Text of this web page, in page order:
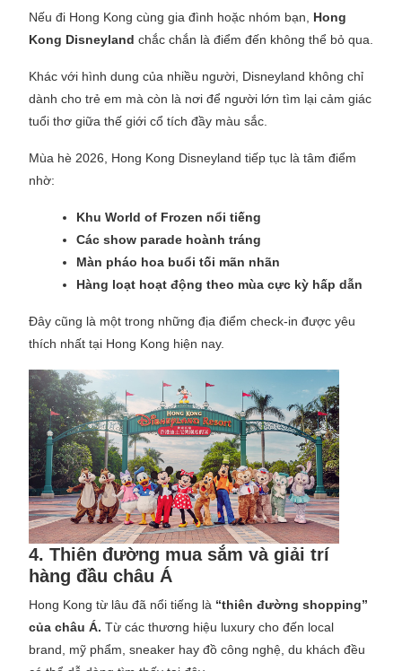
Nếu đi Hong Kong cùng gia đình hoặc nhóm bạn, Hong
Kong Disneyland chắc chắn là điểm đến không thể bỏ qua.
Khác với hình dung của nhiều người, Disneyland không chỉ
dành cho trẻ em mà còn là nơi để người lớn tìm lại cảm giác
tuổi thơ giữa thế giới cổ tích đầy màu sắc.
Mùa hè 2026, Hong Kong Disneyland tiếp tục là tâm điểm
nhờ:
Khu World of Frozen nổi tiếng
Các show parade hoành tráng
Màn pháo hoa buổi tối mãn nhãn
Hàng loạt hoạt động theo mùa cực kỳ hấp dẫn
Đây cũng là một trong những địa điểm check-in được yêu
thích nhất tại Hong Kong hiện nay.
4. Thiên đường mua sắm và giải trí
hàng đầu châu Á
Hong Kong từ lâu đã nổi tiếng là “thiên đường shopping”
của châu Á. Từ các thương hiệu luxury cho đến local
brand, mỹ phẩm, sneaker hay đồ công nghệ, du khách đều